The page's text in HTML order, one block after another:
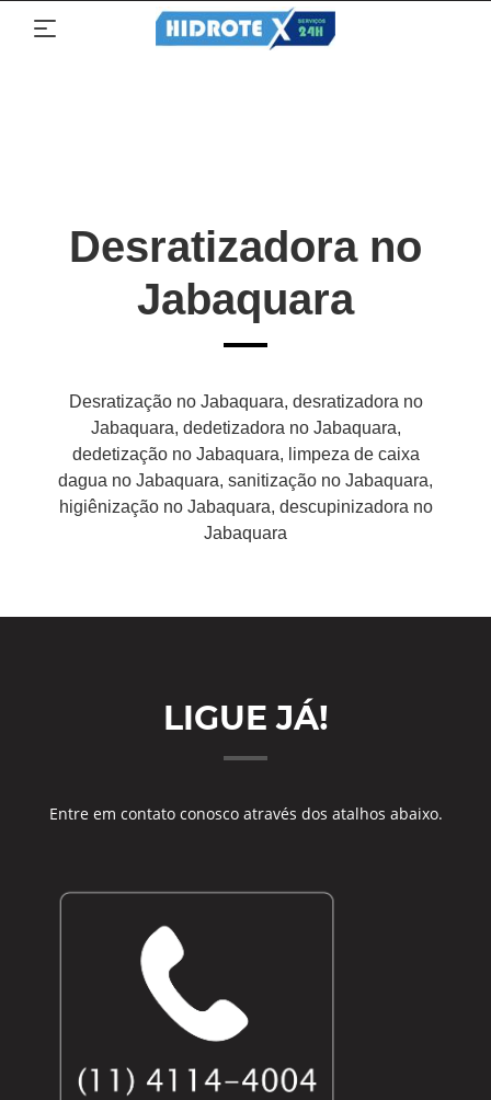
Desratizadora no
Jabaquara
Desratização no Jabaquara, desratizadora no
Jabaquara, dedetizadora no Jabaquara,
dedetização no Jabaquara, limpeza de caixa
dagua no Jabaquara, sanitização no Jabaquara,
higiênização no Jabaquara, descupinizadora no
Jabaquara
LIGUE JÁ!
Entre em contato conosco através dos atalhos abaixo.